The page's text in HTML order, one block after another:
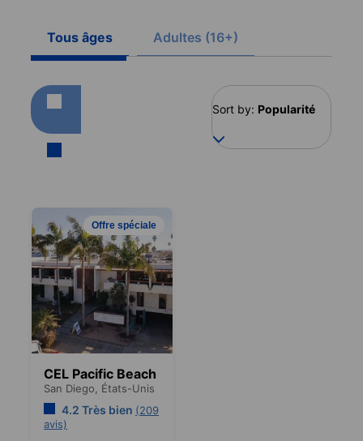
Tous âges Adultes (16+)
Sort by: Popularité
Offre spéciale
CEL Pacific Beach
San Diego, États-Unis
4.2 Très bien (209
avis)